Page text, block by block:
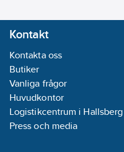
Kontakt
Kontakta oss
Butiker
Vanliga frågor
Huvudkontor
Logistikcentrum i
Press och media